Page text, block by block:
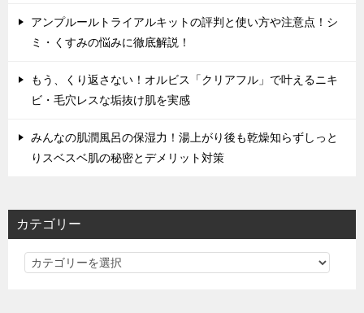
アンプルールトライアルキットの評判と使い方や注意点！シ
ミ・くすみの悩みに徹底解説！
もう、くり返さない！オルビス「クリアフル」で叶えるニキ
ビ・毛穴レスな垢抜け肌を実感
みんなの肌潤風呂の保湿力！湯上がり後も乾燥知らずしっと
りスベスベ肌の秘密とデメリット対策
カテゴリー
カ